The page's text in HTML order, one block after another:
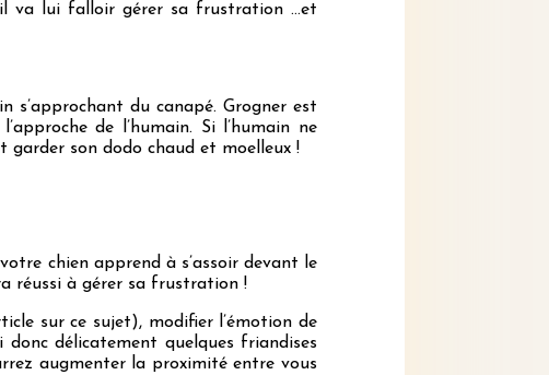
il va lui falloir gérer sa frustration …et
s’approchant du canapé. Grogner est
de l’humain. Si l’humain ne
garder son dodo chaud et moelleux !
chien apprend à s’assoir devant le
réussi à gérer sa frustration !
sur ce sujet), modifier l’émotion de
délicatement quelques friandises
augmenter la proximité entre vous